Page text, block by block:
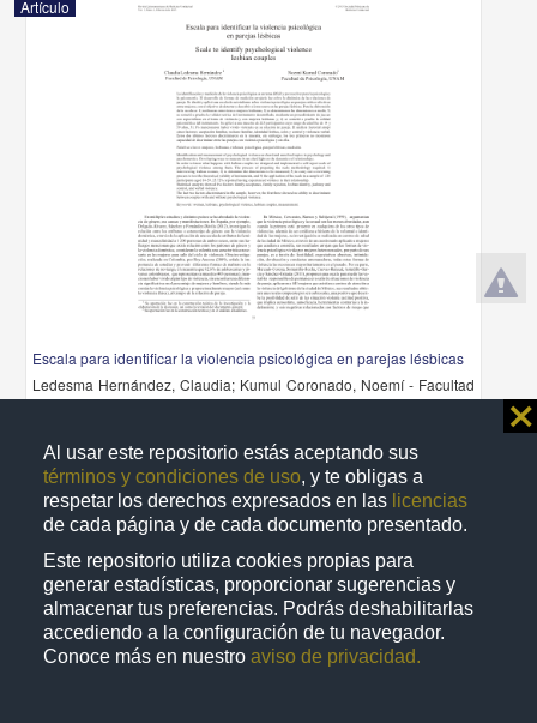
Al usar este repositorio estás aceptando sus
términos y condiciones de uso, y te obligas a
respetar los derechos expresados en las licencias
de cada página y de cada documento presentado.
Este repositorio utiliza cookies propias para
generar estadísticas, proporcionar sugerencias y
almacenar tus preferencias. Podrás deshabilitarlas
accediendo a la configuración de tu navegador.
Conoce más en nuestro aviso de privacidad.
⨯
Artículo
Escala para identificar la violencia psicológica en parejas lésbicas
Ledesma Hernández, Claudia; Kumul Coronado, Noemí - Facultad
de Psicología, UNAM
Medicina y Ciencias de la Salud
Artículo